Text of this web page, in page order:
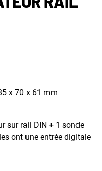
x 70 x 61 mm
sur rail DIN + 1 sonde
ont une entrée digitale